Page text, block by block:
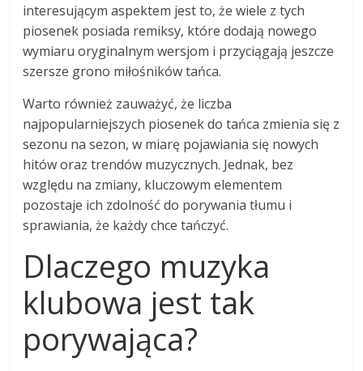
interesującym aspektem jest to, że wiele z tych
piosenek posiada remiksy, które dodają nowego
wymiaru oryginalnym wersjom i przyciągają jeszcze
szersze grono miłośników tańca.
Warto również zauważyć, że liczba
najpopularniejszych piosenek do tańca zmienia się z
sezonu na sezon, w miarę pojawiania się nowych
hitów oraz trendów muzycznych. Jednak, bez
względu na zmiany, kluczowym elementem
pozostaje ich zdolność do porywania tłumu i
sprawiania, że każdy chce tańczyć.
Dlaczego muzyka
klubowa jest tak
porywająca?